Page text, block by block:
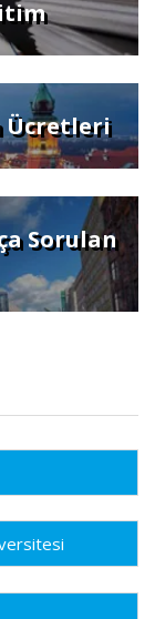
Ücretleri
Sorulan